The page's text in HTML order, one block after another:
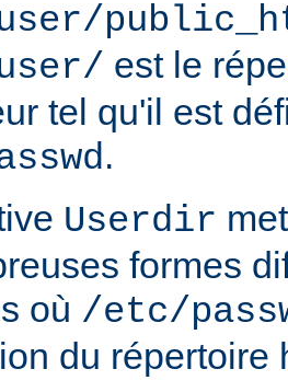
user/
est le
tel qu'il est
.
Userdir
formes
où /etc/
du répertoire